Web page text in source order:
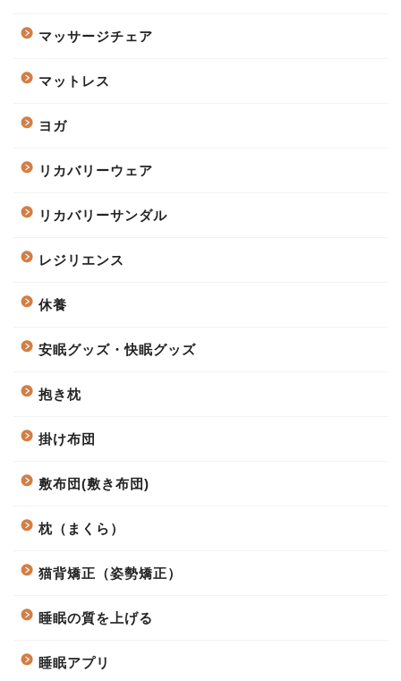
マッサージチェア
マットレス
ヨガ
リカバリーウェア
リカバリーサンダル
レジリエンス
休養
安眠グッズ・快眠グッズ
抱き枕
掛け布団
敷布団(敷き布団)
枕（まくら）
猫背矯正（姿勢矯正）
睡眠の質を上げる
睡眠アプリ